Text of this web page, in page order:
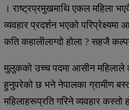
। राष्ट्रप्रमुखमाथि एकल महिला
व्यवहार प्रदर्शन भएको
कति कहालीलाग्दो होला ? सहजै
मुलुकको उच्च पदमा आसीन महिलाले
हुनुपरेको छ भने नेपालका ग्रामीण
महिलाहरूप्रति गरिने व्यवहार कस्तो